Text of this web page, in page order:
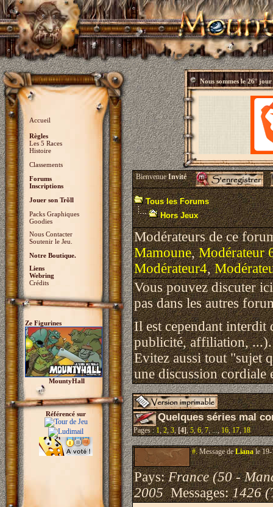
Accueil
Règles
Les 5 Races
Histoire
Classements
Forums
Inscriptions
Jouer son Trõll
Packs Graphiques
Goodies
Nous Contacter
Soutenir le Jeu.
Notre Boutique.
Liens
Webring
Crédits
Ze Figurines
MountyHall
Référencé sur
Nous sommes le26° jour
BienvenueInvité
Tous les Forums
Hors Jeux
Modérateurs de ce
Mamoune,Modérateur
Modérateur4,
Vous pouvez discuter
pas dans les autres
Il est cependant
publicité, affiliation, ...).
Evitez aussi tout "sujet
une discussion cordiale
Quelques séries mal
Pages :1,2,3,[4],5,6,7, ...,16,17,18
#.Message deLianale 19-
Pays:France (50 -
2005Messages:1426